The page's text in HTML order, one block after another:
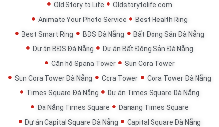
Old Story to Life
Oldstorytolife.com
Animate Your Photo Service
Best Health Ring
Best Smart Ring
BĐS Đà Nẵng
Bất Động Sản Đà Nẵng
Dự án BĐS Đà Nẵng
Dự án Bất Động Sản Đà Nẵng
Căn hộ Spana Tower
Sun Cora Tower
Sun Cora Tower Đà Nẵng
Cora Tower
Cora Tower Đà Nẵng
Times Square Đà Nẵng
Dự án Times Square Đà Nẵng
Đà Nẵng Times Square
Danang Times Square
Dự án Capital Square Đà Nẵng
Capital Square Đà Nẵng